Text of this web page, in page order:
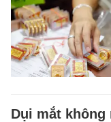
Dụi mắt